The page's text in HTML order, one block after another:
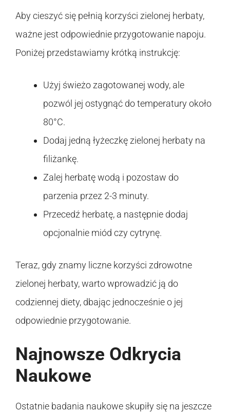
Aby cieszyć się pełnią korzyści zielonej herbaty,
ważne jest odpowiednie przygotowanie napoju.
Poniżej przedstawiamy krótką instrukcję:
Użyj świeżo zagotowanej wody, ale
pozwól jej ostygnąć do temperatury około
80°C.
Dodaj jedną łyżeczkę zielonej herbaty na
filiżankę.
Zalej herbatę wodą i pozostaw do
parzenia przez 2-3 minuty.
Przecedź herbatę, a następnie dodaj
opcjonalnie miód czy cytrynę.
Teraz, gdy znamy liczne korzyści zdrowotne
zielonej herbaty, warto wprowadzić ją do
codziennej diety, dbając jednocześnie o jej
odpowiednie przygotowanie.
Najnowsze Odkrycia
Naukowe
Ostatnie badania naukowe skupiły się na jeszcze